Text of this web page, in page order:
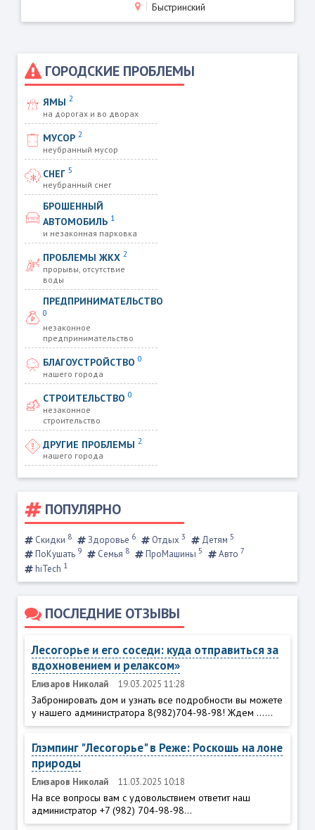
ГОРОДСКИЕ ПРОБЛЕМЫ
ЯМЫ2
на дорогах и во дворах
МУСОР2
неубранный мусор
СНЕГ5
неубранный снег
БРОШЕННЫЙ
АВТОМОБИЛЬ 1
и незаконная парковка
ПРОБЛЕМЫ ЖКХ2
прорывы, отсутствие
воды
ПРЕДПРИНИМАТЕЛЬСТВО
0
незаконное
предпринимательство
БЛАГОУСТРОЙСТВО0
нашего города
СТРОИТЕЛЬСТВО0
незаконное
строительство
ДРУГИЕ ПРОБЛЕМЫ2
нашего города
ПОПУЛЯРНО
Скидки 8 Здоровье 6 Отдых 3 Детям 5
ПоКушать 9 Семья 8 ПроМашины 5 Авто 7
hiTech 1
ПОСЛЕДНИЕ ОТЗЫВЫ
Лесогорье и его соседи: куда отправиться за
вдохновением и релаксом»
Елизаров Николай 19.03.2025 11:28
Забронировать дом и узнать все подробности вы можете
у нашего администратора 8(982)704-98-98! Ждем ......
Глэмпинг "Лесогорье" в Реже: Роскошь на лоне
природы
Елизаров Николай 11.03.2025 10:18
На все вопросы вам с удовольствием ответит наш
администратор +7 (982) 704-98-98...
Быстринский